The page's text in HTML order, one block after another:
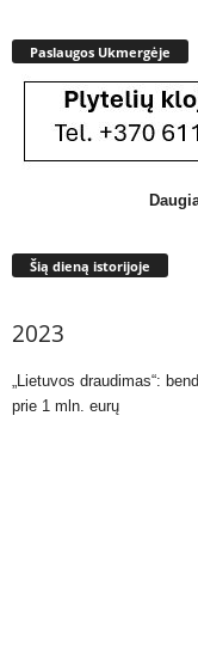
Paslaugos Ukmergėje
Šią dieną istorijoje
2023
„Lietuvos draudimas“:
prie 1 mln. eurų